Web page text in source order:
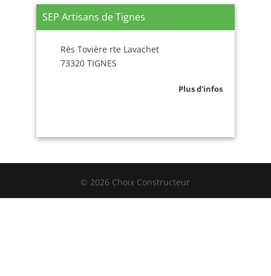
SEP Artisans de Tignes
Rés Tovière rte Lavachet
73320 TIGNES
Plus d'infos
© 2026 Choix Constructeur